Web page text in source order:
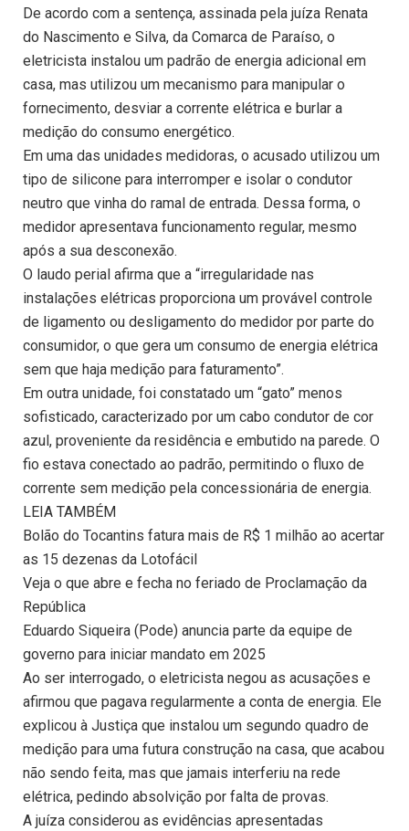
De acordo com a sentença, assinada pela juíza Renata
do Nascimento e Silva, da Comarca de Paraíso, o
eletricista instalou um padrão de energia adicional em
casa, mas utilizou um mecanismo para manipular o
fornecimento, desviar a corrente elétrica e burlar a
medição do consumo energético.
Em uma das unidades medidoras, o acusado utilizou um
tipo de silicone para interromper e isolar o condutor
neutro que vinha do ramal de entrada. Dessa forma, o
medidor apresentava funcionamento regular, mesmo
após a sua desconexão.
O laudo perial afirma que a “irregularidade nas
instalações elétricas proporciona um provável controle
de ligamento ou desligamento do medidor por parte do
consumidor, o que gera um consumo de energia elétrica
sem que haja medição para faturamento”.
Em outra unidade, foi constatado um “gato” menos
sofisticado, caracterizado por um cabo condutor de cor
azul, proveniente da residência e embutido na parede. O
fio estava conectado ao padrão, permitindo o fluxo de
corrente sem medição pela concessionária de energia.
LEIA TAMBÉM
Bolão do Tocantins fatura mais de R$ 1 milhão ao acertar
as 15 dezenas da Lotofácil
Veja o que abre e fecha no feriado de Proclamação da
República
Eduardo Siqueira (Pode) anuncia parte da equipe de
governo para iniciar mandato em 2025
Ao ser interrogado, o eletricista negou as acusações e
afirmou que pagava regularmente a conta de energia. Ele
explicou à Justiça que instalou um segundo quadro de
medição para uma futura construção na casa, que acabou
não sendo feita, mas que jamais interferiu na rede
elétrica, pedindo absolvição por falta de provas.
A juíza considerou as evidências apresentadas